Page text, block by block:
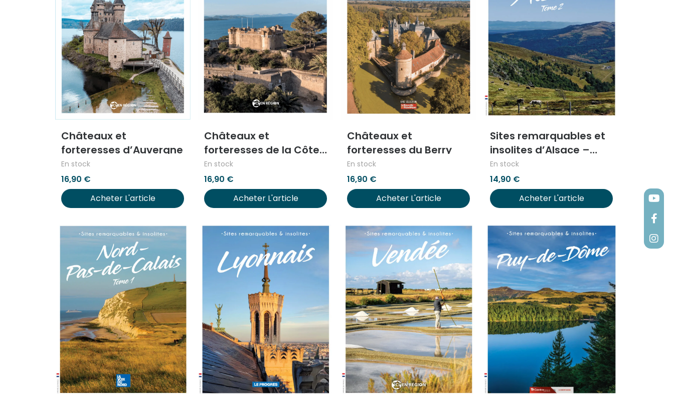
Châteaux et
forteresses d’Auvergne
En stock
16,90 €
Acheter L'article
Châteaux et
forteresses de la Côte
d’Azur
En stock
16,90 €
Acheter L'article
Châteaux et
forteresses du Berry
En stock
16,90 €
Acheter L'article
Sites remarquables et
insolites d’Alsace –
Tome II
En stock
14,90 €
Acheter L'article